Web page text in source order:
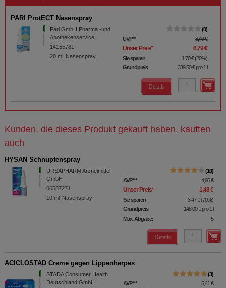
PARI ProtECT Nasenspray
Pari GmbH Pharma -und
Apothekenservice
14155781
20 ml Nasenspray
0
UVP** 8,49 €
Unser Preis* 6,79 €
Sie sparen 1,70 €(20%)
Grundpreis
339,50 €pro 1 l
Details
Kunden, die dieses Produkt gekauft haben, kauften
auch
HYSAN Schnupfenspray
URSAPHARM Arzneimittel
GmbH
06587271
10 ml Nasenspray
10
AVP*** 4,95 €
Unser Preis* 1,48 €
Sie sparen 3,47 € (70%)
Grundpreis
148,00 €pro 1 l
Max. Abgabe:
5
Details
ACICLOSTAD Creme gegen Lippenherpes
STADA Consumer Health
Deutschland GmbH
3
AVP*** 5,41 €